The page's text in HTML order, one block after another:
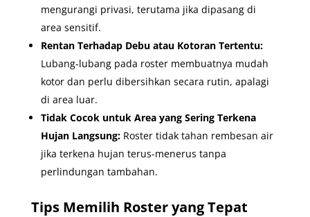
mengurangi privasi, terutama jika dipasang di
area sensitif.
Rentan Terhadap Debu atau Kotoran Tertentu:
Lubang-lubang pada roster membuatnya mudah
kotor dan perlu dibersihkan secara rutin, apalagi
di area luar.
Tidak Cocok untuk Area yang Sering Terkena
Hujan Langsung:Roster tidak tahan rembesan air
jika terkena hujan terus-menerus tanpa
perlindungan tambahan.
Tips Memilih Roster yang Tepat